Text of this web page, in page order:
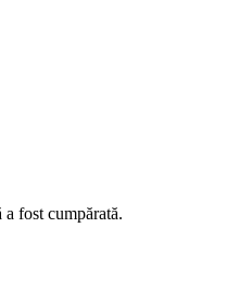
fost cumpărată.